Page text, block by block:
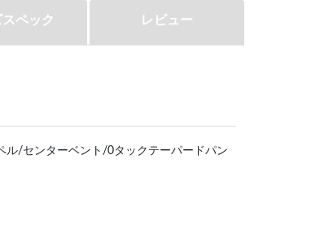
ペック レビュー
ル/センターベント/0タックテーパードパン